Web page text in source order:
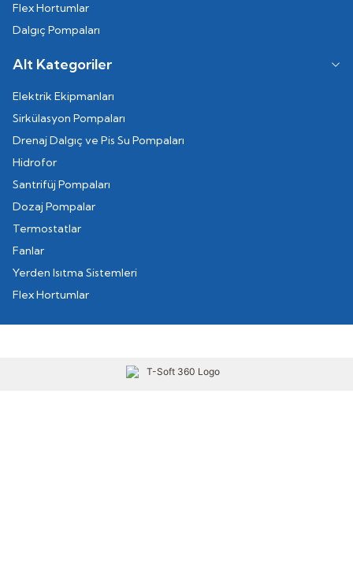
Flex Hortumlar
Dalgıç Pompaları
Alt Kategoriler
Elektrik Ekipmanları
Sirkülasyon Pompaları
Drenaj Dalgıç ve Pis Su Pompaları
Hidrofor
Santrifüj Pompaları
Dozaj Pompalar
Termostatlar
Fanlar
Yerden Isıtma Sistemleri
Flex Hortumlar